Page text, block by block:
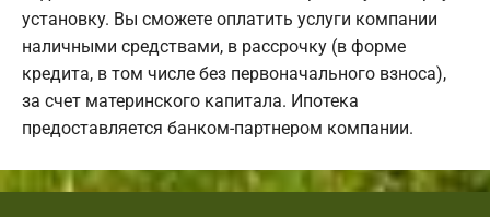
установку. Вы сможете оплатить услуги компании
наличными средствами, в рассрочку (в форме
кредита, в том числе без первоначального взноса),
за счет материнского капитала. Ипотека
предоставляется банком-партнером компании.